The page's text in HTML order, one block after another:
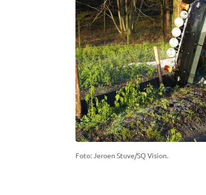
Foto: Jeroen Stuve/SQ Vision.